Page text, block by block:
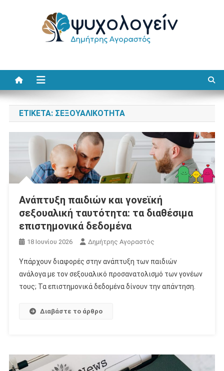
ΕΤΙΚΈΤΑ: ΣΕΞΟΥΑΛΙΚΌΤΗΤΑ
Ανάπτυξη παιδιών και γονεϊκή
σεξουαλική ταυτότητα: τα διαθέσιμα
επιστημονικά δεδομένα
18 Ιουνίου 2026 Δημήτρης Αγοραστός
Υπάρχουν διαφορές στην ανάπτυξη των παιδιών
ανάλογα με τον σεξουαλικό προσανατολισμό των γονέων
τους; Τα επιστημονικά δεδομένα δίνουν την απάντηση.
Διαβάστε το άρθρο